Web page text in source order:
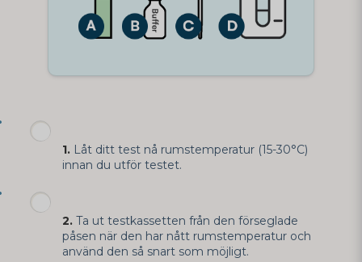
1. Låt ditt test nå rumstemperatur (15-30°C)
innan du utför testet.
2. Ta ut testkassetten från den förseglade
påsen när den har nått rumstemperatur och
använd den så snart som möjligt.